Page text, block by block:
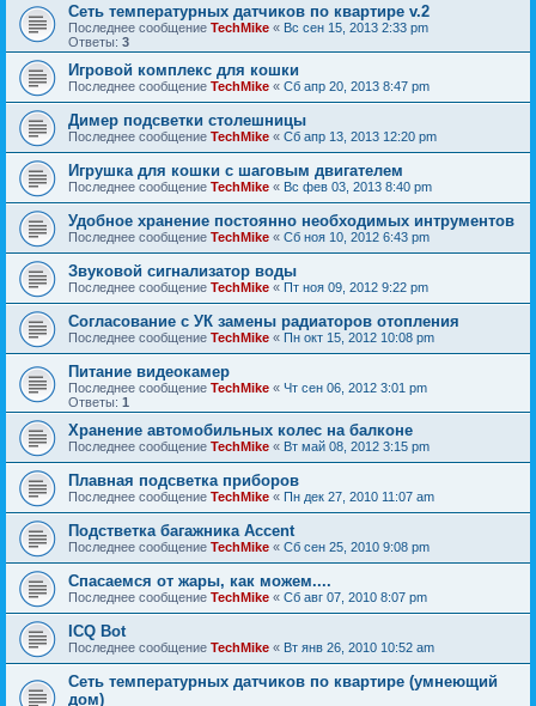
Сеть температурных датчиков по квартире v.2
Последнее сообщение TechMike « Вс сен 15, 2013 2:33 pm
Ответы: 3
Игровой комплекс для кошки
Последнее сообщение TechMike « Сб апр 20, 2013 8:47 pm
Димер подсветки столешницы
Последнее сообщение TechMike « Сб апр 13, 2013 12:20 pm
Игрушка для кошки с шаговым двигателем
Последнее сообщение TechMike « Вс фев 03, 2013 8:40 pm
Удобное хранение постоянно необходимых интрументов
Последнее сообщение TechMike « Сб ноя 10, 2012 6:43 pm
Звуковой сигнализатор воды
Последнее сообщение TechMike « Пт ноя 09, 2012 9:22 pm
Согласование с УК замены радиаторов отопления
Последнее сообщение TechMike « Пн окт 15, 2012 10:08 pm
Питание видеокамер
Последнее сообщение TechMike « Чт сен 06, 2012 3:01 pm
Ответы: 1
Хранение автомобильных колес на балконе
Последнее сообщение TechMike « Вт май 08, 2012 3:15 pm
Плавная подсветка приборов
Последнее сообщение TechMike « Пн дек 27, 2010 11:07 am
Подстветка багажника Accent
Последнее сообщение TechMike « Сб сен 25, 2010 9:08 pm
Спасаемся от жары, как можем....
Последнее сообщение TechMike « Сб авг 07, 2010 8:07 pm
ICQ Bot
Последнее сообщение TechMike « Вт янв 26, 2010 10:52 am
Сеть температурных датчиков по квартире (умнеющий
дом)